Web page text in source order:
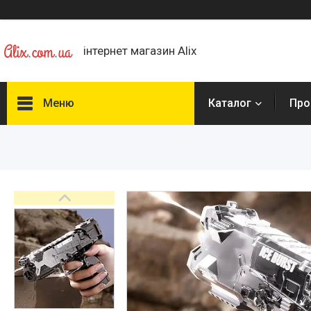
інтернет магазин Alix
Меню Каталог